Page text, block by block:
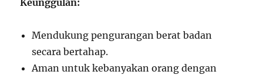
Keunggulan:
Mendukung pengurangan berat badan
secara bertahap.
Aman untuk kebanyakan orang dengan